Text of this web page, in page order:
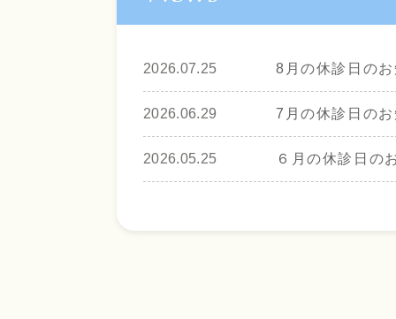
2026.07.25 8月の休診日の
2026.06.29 7月の休診日の
2026.05.25 ６月の休診日の